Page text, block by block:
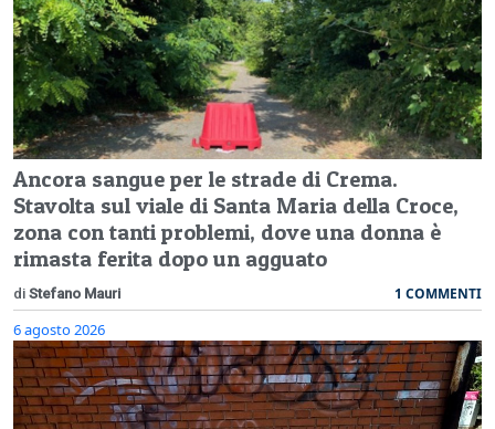
Ancora sangue per le strade di Crema.
Stavolta sul viale di Santa Maria della Croce,
zona con tanti problemi, dove una donna è
rimasta ferita dopo un agguato
di Stefano Mauri 1 COMMENTI
6 agosto 2026